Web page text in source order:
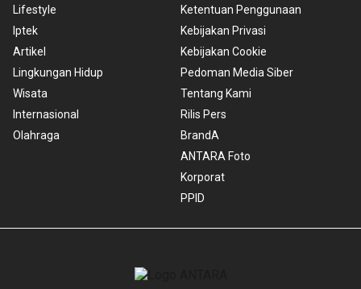
Lifestyle
Iptek
Artikel
Lingkungan Hidup
Wisata
Internasional
Olahraga
Ketentuan Penggunaan
Kebijakan Privasi
Kebijakan Cookie
Pedoman Media Siber
Tentang Kami
Rilis Pers
BrandA
ANTARA Foto
Korporat
PPID